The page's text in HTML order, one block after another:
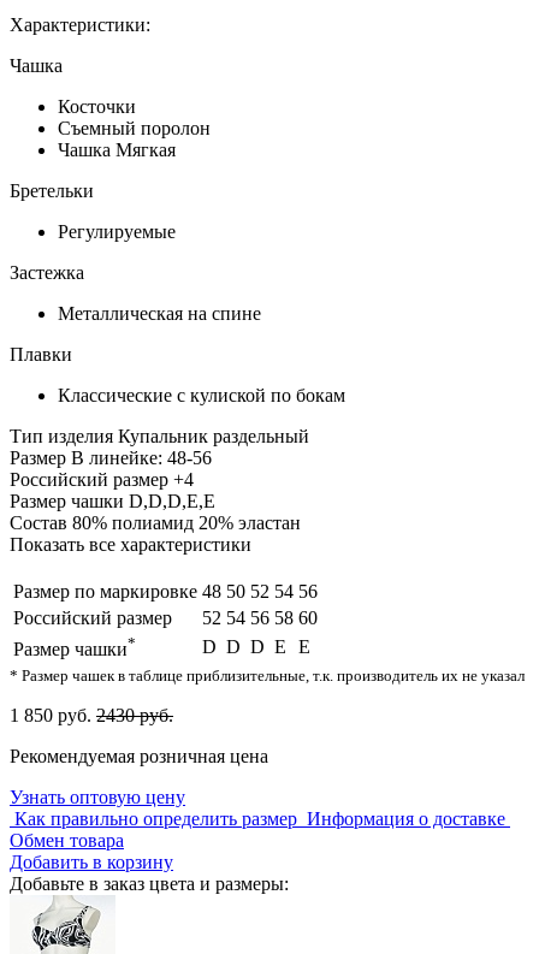
Характеристики:
Чашка
Косточки
Съемный поролон
Чашка Мягкая
Бретельки
Регулируемые
Застежка
Металлическая на спине
Плавки
Классические с кулиской по бокам
Тип изделия Купальник раздельный
Размер В линейке: 48-56
Российский размер +4
Размер чашки D,D,D,E,E
Состав 80% полиамид 20% эластан
Показать все характеристики
Размер по маркировке 48 50 52 54 56
Российский размер
52 54 56 58 60
Размер чашки* D D D E E
* Размер чашек в таблице приблизительные, т.к. производитель их не указал
1 850 руб. 2430 руб.
Рекомендуемая розничная цена
Узнать оптовую цену
Как правильно определить размер Информация о доставке
Обмен товара
Добавить в корзину
Добавьте в заказ цвета и размеры: